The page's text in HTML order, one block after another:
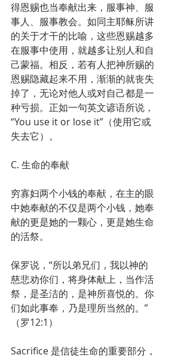
得恩赐也当奉献出来，服事神、服
事人、服事教会。如同主耶稣所讲
的关于才干的比喻，这些恩赐越多
在服事中使用，就越多让别人和自
己蒙福。相反，若有人把神所赐的
恩赐隐藏起来不用，渐渐的就丧失
掉了，无论对他人或对自己都是一
种亏损。正如一句英文谚语所说，
“You use it or lose it”（使用它或
失去它）。
C. 生命的奉献
穷寡妇两个小钱的奉献，在主的眼
中她奉献的不仅是两个小钱，她奉
献的更是她的一颗心，更是她生命
的活祭。
保罗说，“所以弟兄们，我以神的
慈悲劝你们，将身体献上，当作活
祭，是圣洁的，是神所喜悦的。你
们如此事奉，乃是理所当然的。”
（罗12:1）
Sacrifice 是信徒生命的重要部分，